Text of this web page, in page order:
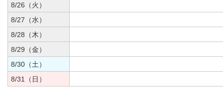
8/26（火）
8/27（水）
8/28（木）
8/29（金）
8/30（土）
8/31（日）